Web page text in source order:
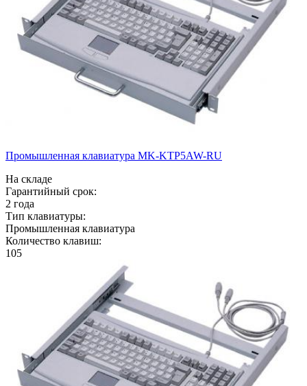
Промышленная клавиатура MK-KTP5AW-RU
На складе
Гарантийный срок:
2 года
Тип клавиатуры:
Промышленная клавиатура
Количество клавиш:
105